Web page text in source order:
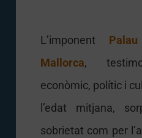
L’imponent
Mallorca,
econòmic, polític i
l’edat mitjana,
sobrietat com per